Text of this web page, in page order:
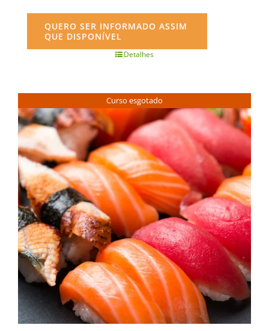
QUERO SER INFORMADO ASSIM
QUE DISPONÍVEL
Detalhes
Curso esgotado